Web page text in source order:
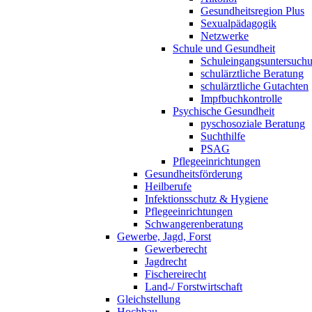
Gesundheitsregion Plus
Sexualpädagogik
Netzwerke
Schule und Gesundheit
schulärztliche Beratung
schulärztliche Gutachten
Impfbuchkontrolle
Psychische Gesundheit
pyschosoziale Beratung
Suchthilfe
PSAG
Pflegeeinrichtungen
Gesundheitsförderung
Heilberufe
Infektionsschutz & Hygiene
Pflegeeinrichtungen
Schwangerenberatung
Gewerbe, Jagd, Forst
Gewerberecht
Jagdrecht
Fischereirecht
Land-/ Forstwirtschaft
Gleichstellung